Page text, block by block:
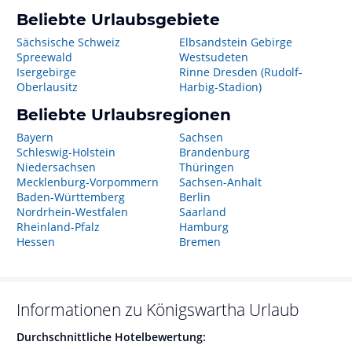
Beliebte Urlaubsgebiete
Sächsische Schweiz
Spreewald
Isergebirge
Oberlausitz
Elbsandstein Gebirge
Westsudeten
Rinne Dresden (Rudolf-
Harbig-Stadion)
Beliebte Urlaubsregionen
Bayern
Schleswig-Holstein
Niedersachsen
Mecklenburg-Vorpommern
Baden-Württemberg
Nordrhein-Westfalen
Rheinland-Pfalz
Hessen
Sachsen
Brandenburg
Thüringen
Sachsen-Anhalt
Berlin
Saarland
Hamburg
Bremen
Informationen zu Königswartha Urlaub
Durchschnittliche Hotelbewertung: